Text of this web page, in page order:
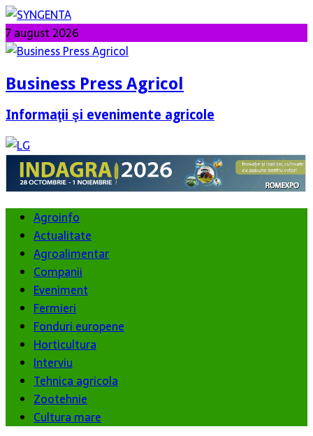
7 august 2026
Business Press Agricol
Informaţii şi evenimente agricole
Agroinfo
Actualitate
Agroalimentar
Companii
Eveniment
Fermieri
Fonduri europene
Horticultura
Interviu
Tehnica agricola
Zootehnie
Cultura mare